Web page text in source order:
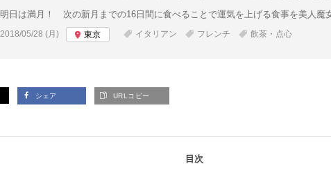
明日は満月！ 次の新月までの16日間に食べることで運気を上げる食事を美人
投稿日:
2018/05/28 (月) 東京 イタリアン フレンチ 飲茶・点心
シェア URLコピー
目次